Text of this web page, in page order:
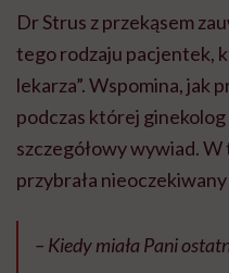
Dr Strus z przekąsem
tego rodzaju pacjentek,
lekarza”. Wspomina, jak
podczas której
szczegółowy wywiad.
przybrała
– Kiedy miała Pani